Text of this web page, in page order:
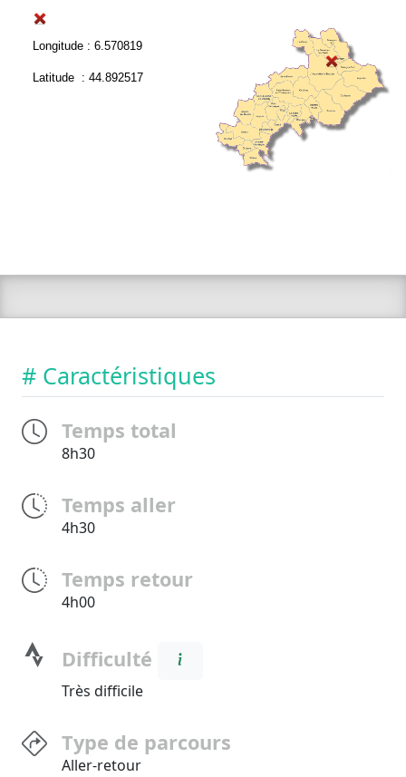
Longitude : 6.570819
Latitude : 44.892517
# Caractéristiques
Temps total
8h30
Temps aller
4h30
Temps retour
4h00
Difficulté
Très difficile
Type de parcours
Aller-retour